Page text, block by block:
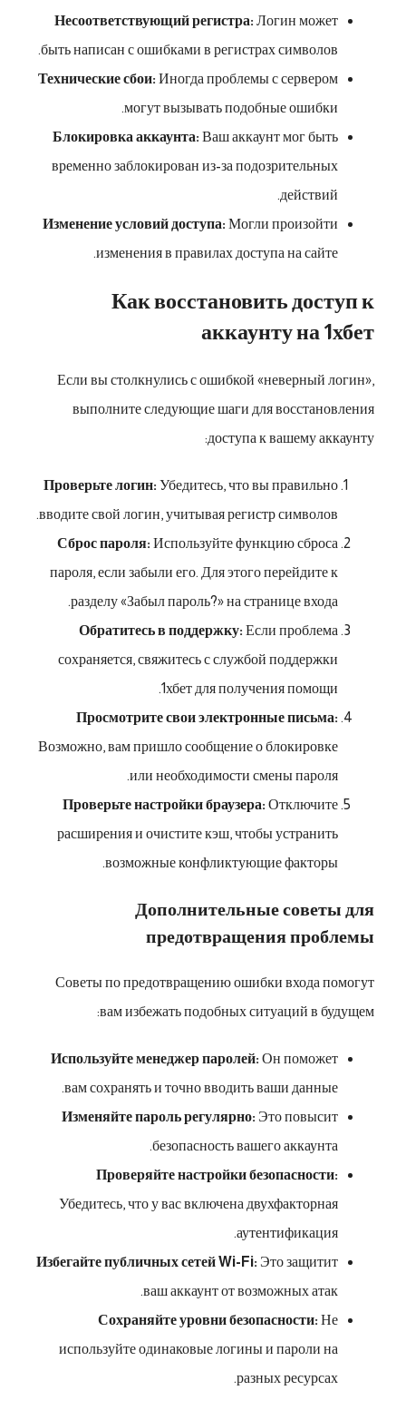
Несоответствующий регистра: Логин может
быть написан с ошибками в регистрах символов.
Технические сбои: Иногда проблемы с сервером
могут вызывать подобные ошибки.
Блокировка аккаунта: Ваш аккаунт мог быть
временно заблокирован из-за подозрительных
действий.
Изменение условий доступа: Могли произойти
изменения в правилах доступа на сайте.
Как восстановить доступ к
аккаунту на 1хбет
Если вы столкнулись с ошибкой «неверный логин»,
выполните следующие шаги для восстановления
доступа к вашему аккаунту:
Проверьте логин: Убедитесь, что вы правильно
вводите свой логин, учитывая регистр символов.
Сброс пароля: Используйте функцию сброса
пароля, если забыли его. Для этого перейдите к
разделу «Забыл пароль?» на странице входа.
Обратитесь в поддержку: Если проблема
сохраняется, свяжитесь с службой поддержки
1хбет для получения помощи.
Просмотрите свои электронные письма:
Возможно, вам пришло сообщение о блокировке
или необходимости смены пароля.
Проверьте настройки браузера: Отключите
расширения и очистите кэш, чтобы устранить
возможные конфликтующие факторы.
Дополнительные советы для
предотвращения проблемы
Советы по предотвращению ошибки входа помогут
вам избежать подобных ситуаций в будущем:
Используйте менеджер паролей: Он поможет
вам сохранять и точно вводить ваши данные.
Изменяйте пароль регулярно: Это повысит
безопасность вашего аккаунта.
Проверяйте настройки безопасности:
Убедитесь, что у вас включена двухфакторная
аутентификация.
Избегайте публичных сетей Wi-Fi: Это защитит
ваш аккаунт от возможных атак.
Сохраняйте уровни безопасности: Не
используйте одинаковые логины и пароли на
разных ресурсах.